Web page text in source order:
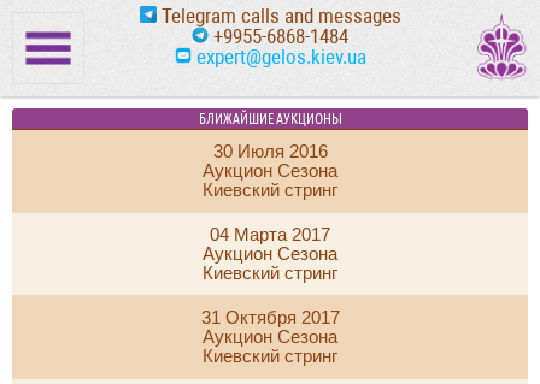
Telegram calls and messages
+9955-6868-1484
expert@gelos.kiev.ua
БЛИЖАЙШИЕ АУКЦИОНЫ
30 Июля 2016
Аукцион Сезона
Киевский стринг
04 Марта 2017
Аукцион Сезона
Киевский стринг
31 Октября 2017
Аукцион Сезона
Киевский стринг